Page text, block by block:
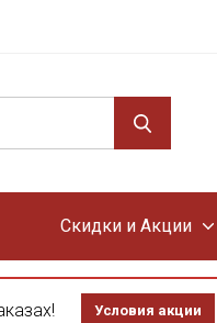
Скидки и Акции
Условия акции